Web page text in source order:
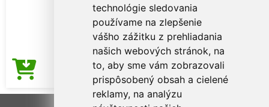
technológie sledovania
používame na zlepšenie
vášho zážitku z prehliadania
našich webových stránok, na
to, aby sme vám zobrazovali
prispôsobený obsah a cielené
reklamy, na analýzu
Cena od 3,17€